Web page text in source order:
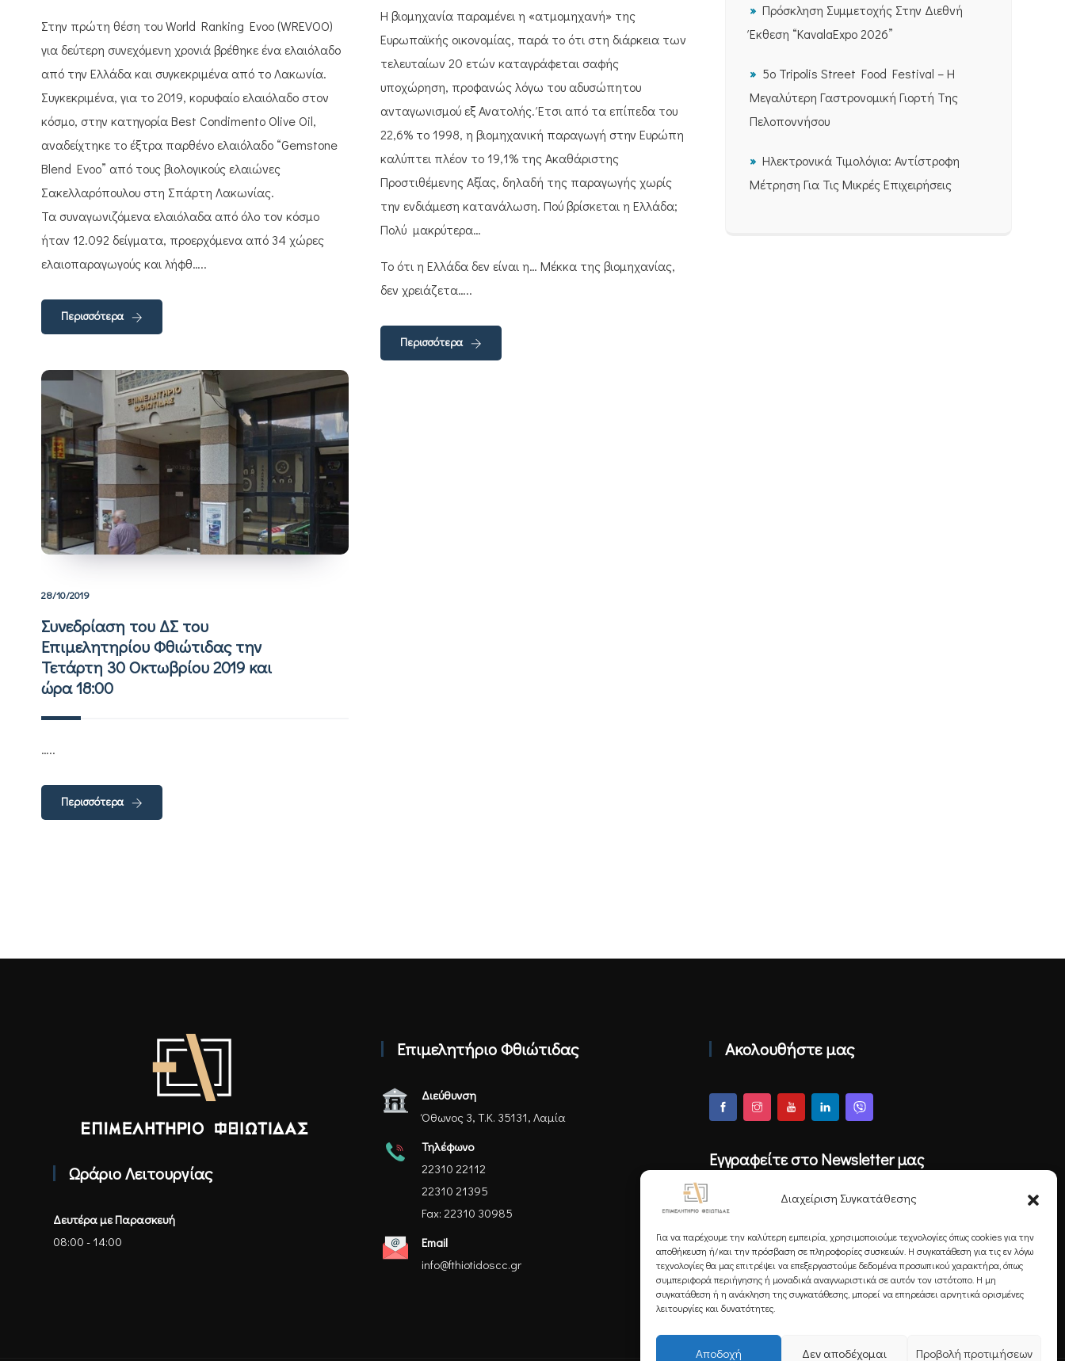
Διαχείριση Συγκατάθεσης
Για να παρέχουμε την καλύτερη εμπειρία, χρησιμοποιούμε τεχνολογίες όπως cookies για την
αποθήκευση ή/και την πρόσβαση σε πληροφορίες συσκευών. Η συγκατάθεση για τις εν λόγω
τεχνολογίες θα μας επιτρέψει να επεξεργαστούμε δεδομένα προσωπικού χαρακτήρα, όπως
συμπεριφορά περιήγησης ή μοναδικά αναγνωριστικά σε αυτόν τον ιστότοπο. Η μη
συγκατάθεση ή η ανάκληση της συγκατάθεσης, μπορεί να επηρεάσει αρνητικά ορισμένες
λειτουργίες και δυνατότητες.
Αποδοχή Δεν αποδέχομαι Προβολή προτιμήσεων
Στην πρώτη θέση του World Ranking Evoo (WREVOO)
για δεύτερη συνεχόμενη χρονιά βρέθηκε ένα ελαιόλαδο
από την Ελλάδα και συγκεκριμένα από το Λακωνία.
Συγκεκριμένα, για το 2019, κορυφαίο ελαιόλαδο στον
κόσμο, στην κατηγορία Best Condimento Olive Oil,
αναδείχτηκε το έξτρα παρθένο ελαιόλαδο “Gemstone
Blend Evoo” από τους βιολογικούς ελαιώνες
Σακελλαρόπουλου στη Σπάρτη Λακωνίας.
Τα συναγωνιζόμενα ελαιόλαδα από όλο τον κόσμο
ήταν 12.092 δείγματα, προερχόμενα από 34 χώρες
ελαιοπαραγωγούς και λήφθ…..
Περισσότερα
Η βιομηχανία παραμένει η «ατμομηχανή» της
Ευρωπαϊκής οικονομίας, παρά το ότι στη διάρκεια των
τελευταίων 20 ετών καταγράφεται σαφής
υποχώρηση, προφανώς λόγω του αδυσώπητου
ανταγωνισμού εξ Ανατολής. Έτσι από τα επίπεδα του
22,6% το 1998, η βιομηχανική παραγωγή στην Ευρώπη
καλύπτει πλέον το 19,1% της Ακαθάριστης
Προστιθέμενης Αξίας, δηλαδή της παραγωγής χωρίς
την ενδιάμεση κατανάλωση. Πού βρίσκεται η Ελλάδα;
Πολύ μακρύτερα…
Το ότι η Ελλάδα δεν είναι η… Μέκκα της βιομηχανίας,
δεν χρειάζετα…..
Περισσότερα
28/10/2019
Συνεδρίαση του ΔΣ του
Επιμελητηρίου Φθιώτιδας την
Τετάρτη 30 Οκτωβρίου 2019 και
ώρα 18:00
…..
Περισσότερα
Πρόσκληση Συμμετοχής Στην Διεθνή
Έκθεση “KavalaExpo 2026”
5ο Tripolis Street Food Festival – Η
Μεγαλύτερη Γαστρονομική Γιορτή Της
Πελοποννήσου
Ηλεκτρονικά Τιμολόγια: Αντίστροφη
Μέτρηση Για Τις Μικρές Επιχειρήσεις
Ωράριο Λειτουργίας
Δευτέρα με Παρασκευή
08:00 - 14:00
Επιμελητήριο Φθιώτιδας
Διεύθυνση
Όθωνος 3, Τ.Κ. 35131, Λαμία
Τηλέφωνο
22310 22112
22310 21395
Fax: 22310 30985
Email
info@fthiotidoscc.gr
Ακολουθήστε μας
Εγγραφείτε στο Newsletter μας
Εγγραφή